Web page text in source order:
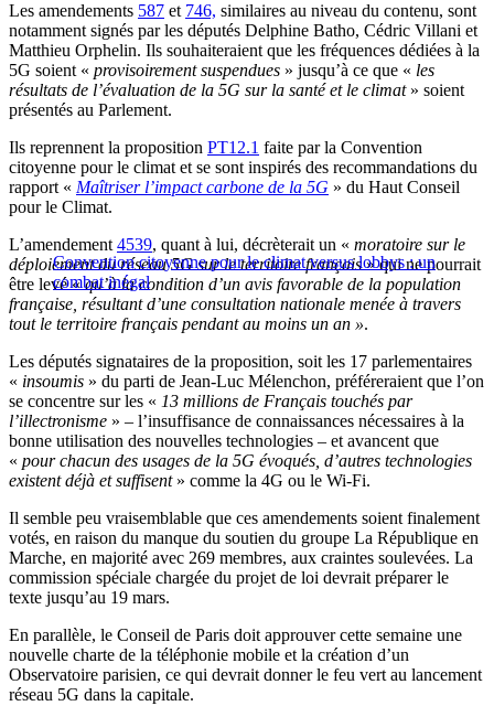
Les amendements 587 et 746, similaires au niveau du contenu, sont
notamment signés par les députés Delphine Batho, Cédric Villani et
Matthieu Orphelin. Ils souhaiteraient que les fréquences dédiées à la
5G soient « provisoirement suspendues » jusqu’à ce que « les
résultats de l’évaluation de la 5G sur la santé et le climat» soient
présentés au Parlement.
Ils reprennent la proposition PT12.1 faite par la Convention
citoyenne pour le climat et se sont inspirés des recommandations du
rapport « Maîtriser l’impact carbone de la 5G » du Haut Conseil
pour le Climat.
Convention citoyenne pour le climat versus lobbys : un
combat inégal
L’amendement 4539, quant à lui, décrèterait un « moratoire sur le
déploiement du réseau 5G sur le territoire français» qui ne pourrait
être levé «qu’à la condition d’un avis favorable de la population
française, résultant d’une consultation nationale menée à travers
tout le territoire français pendant au moins un an ».
Les députés signataires de la proposition, soit les 17 parlementaires
« insoumis » du parti de Jean-Luc Mélenchon, préféreraient que l’on
se concentre sur les « 13 millions de Français touchés par
l’illectronisme » – l’insuffisance de connaissances nécessaires à la
bonne utilisation des nouvelles technologies – et avancent que
« pour chacun des usages de la 5G évoqués, d’autres technologies
existent déjà et suffisent» comme la 4G ou le Wi-Fi.
Il semble peu vraisemblable que ces amendements soient finalement
votés, en raison du manque du soutien du groupe La République en
Marche, en majorité avec 269 membres, aux craintes soulevées. La
commission spéciale chargée du projet de loi devrait préparer le
texte jusqu’au 19 mars.
En parallèle, le Conseil de Paris doit approuver cette semaine une
nouvelle charte de la téléphonie mobile et la création d’un
Observatoire parisien, ce qui devrait donner le feu vert au lancement
réseau 5G dans la capitale.